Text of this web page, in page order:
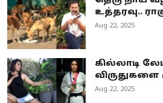
உத்தரவு..
Aug 22, 2025
கில்லாடி
விருதுகளை
Aug 22, 2025